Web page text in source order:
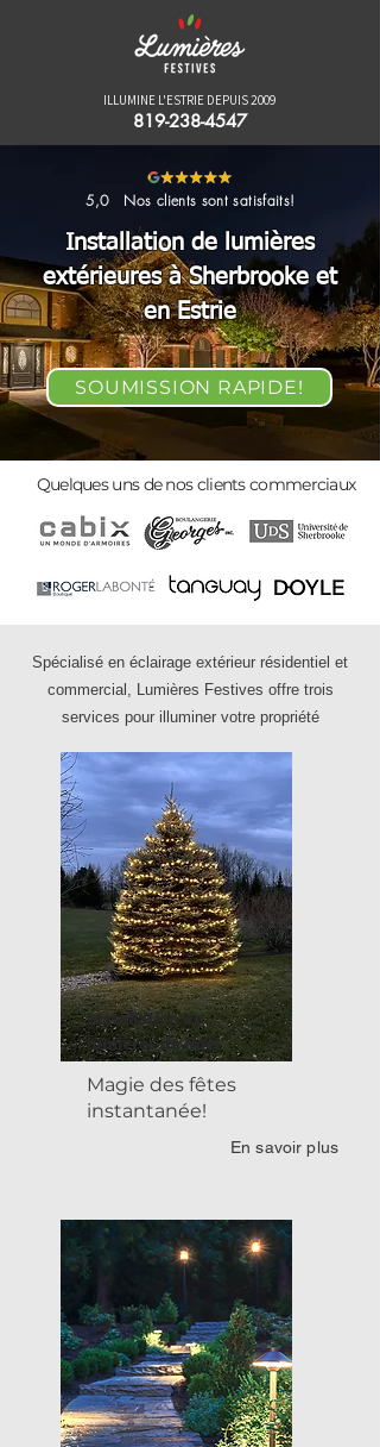
ILLUMINE L'ESTRIE DEPUIS 2009
819-238-4547
5,0 Nos clients sont satisfaits!
Installation de lumières
extérieures à Sherbrooke et
en Estrie
SOUMISSION RAPIDE!
Quelques uns de nos clients commerciaux
Spécialisé en éclairage extérieur résidentiel et
commercial, Lumières Festives offre trois
services pour illuminer votre propriété
Installation de
lumières de Noël
Magie des fêtes
instantanée!
En savoir plus